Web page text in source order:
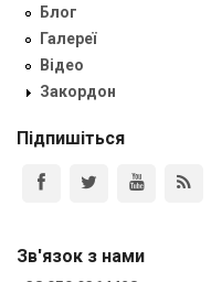
Блог
Галереї
Відео
Закордон
Підпишіться
Зв'язок з нами